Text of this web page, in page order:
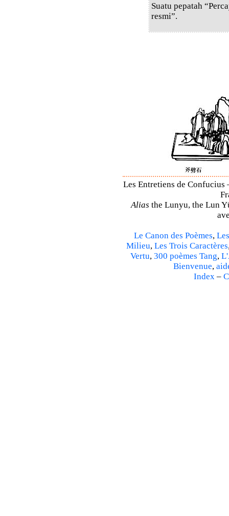
Suatu pepatah
resmi”.
Les Entretiens de
Alias the Lunyu, the Lun
Le Canon des Poèmes,
Milieu, Les Trois Caractères
Vertu, 300 poèmes Tang,
Bienvenue,
Index –